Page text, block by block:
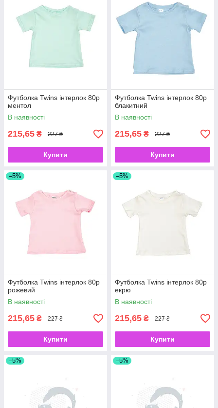
Футболка Twins інтерлок 80р
ментол
В наявності
215,65 ₴ 227 ₴
Купити
Футболка Twins інтерлок 80р
блакитний
В наявності
215,65 ₴ 227 ₴
Купити
–5%
Футболка Twins інтерлок 80р
рожевий
В наявності
215,65 ₴ 227 ₴
Купити
–5%
Футболка Twins інтерлок 80р
екрю
В наявності
215,65 ₴ 227 ₴
Купити
–5% –5%